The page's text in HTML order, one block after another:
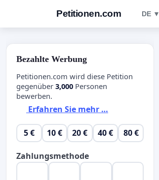
Petitionen.com DE ▼
Bezahlte Werbung
Petitionen.com wird diese Petition
gegenüber 3,000 Personen
bewerben.
Erfahren Sie mehr …
5 € 10 € 20 € 40 € 80 €
Zahlungsmethode